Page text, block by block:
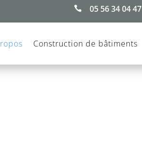
 05 56 34 04 47
Construction de bâtiments